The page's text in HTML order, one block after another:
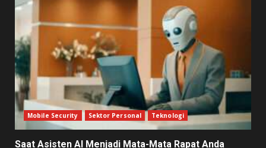
Mobile Security Sektor Personal Teknologi
Saat Asisten AI Menjadi Mata-Mata Rapat Anda